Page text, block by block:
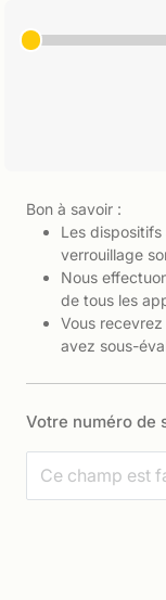
Bon à savoir :
Les
verrouillage
Nous
de tous les
Vous
avez sous-
Votre numéro de